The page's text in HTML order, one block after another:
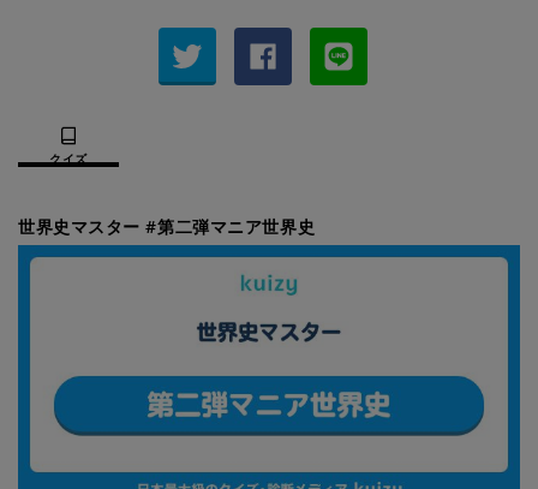
クイズ
世界史マスター #第二弾マニア世界史